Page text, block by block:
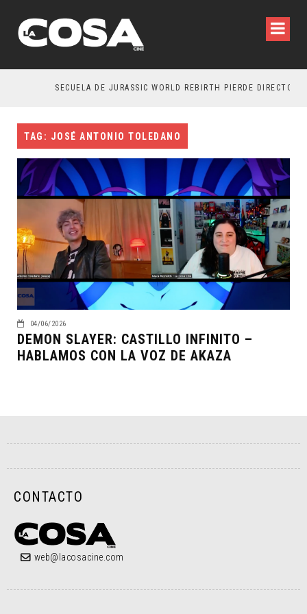
SECUELA DE JURASSIC WORLD REBIRTH PIERDE DIRECTOR
TAG: JOSÉ ANTONIO TOLEDANO
04/06/2026
DEMON SLAYER: CASTILLO INFINITO –
HABLAMOS CON LA VOZ DE AKAZA
CONTACTO
web@lacosacine.com